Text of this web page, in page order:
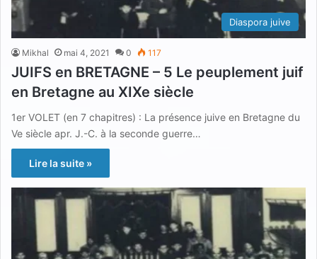
Diaspora juive
Mikhal mai 4, 2021 0 117
JUIFS en BRETAGNE – 5 Le peuplement juif
en Bretagne au XIXe siècle
1er VOLET (en 7 chapitres) : La présence juive en Bretagne du
Ve siècle apr. J.-C. à la seconde guerre…
Lire la suite »